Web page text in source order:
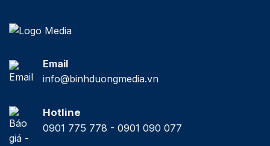
Email
info@binhduongmedia.vn
Hotline
0901 775 778 - 0901 090 077